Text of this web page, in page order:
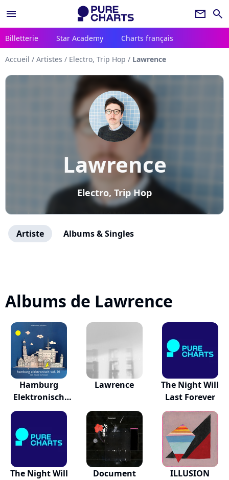
menu newsletter search
Billetterie Star Academy Charts français
Accueil / Artistes / Electro, Trip Hop / Lawrence
Lawrence
Electro, Trip Hop
Artiste Albums & Singles
Albums de Lawrence
Hamburg
Elektronisch
Vol. 1 -...
Lawrence
The Night Will
Last Forever
The Night Will
Document ILLUSION